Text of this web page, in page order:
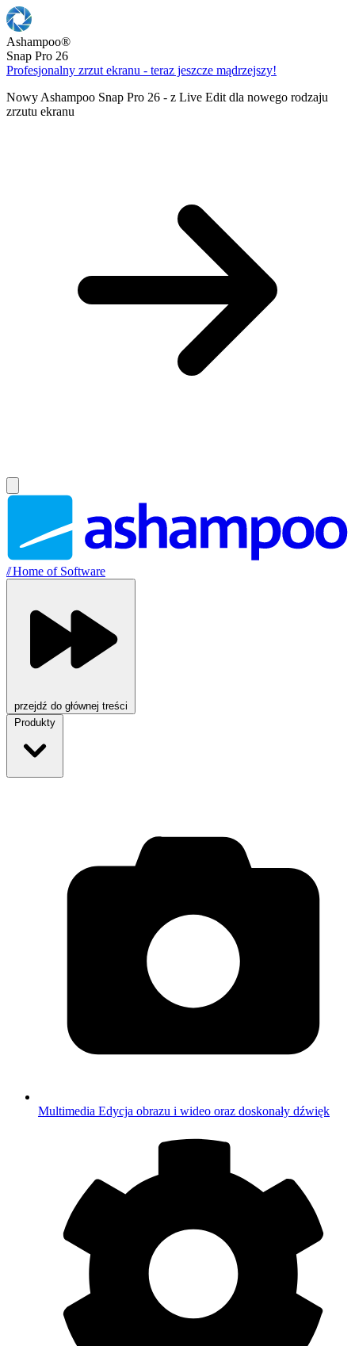
Ashampoo®
Snap Pro 26
Profesjonalny zrzut ekranu - teraz jeszcze mądrzejszy!
Nowy Ashampoo Snap Pro 26 - z Live Edit dla nowego rodzaju
zrzutu ekranu
//Home of Software
przejdź do głównej treści
Produkty
Multimedia Edycja obrazu i wideo oraz doskonały dźwięk